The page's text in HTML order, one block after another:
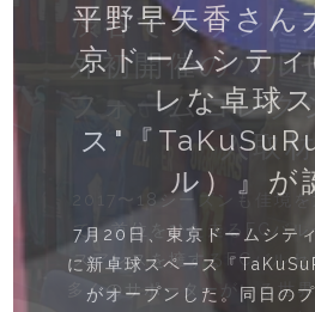
平野早矢香さん
京ドームシテ
レな卓球
ス"『
ル）』が
7月20日、東京ドームシテ
に新卓球スペース『
がオープンした。同日の
渋谷でメッシに
外初開催のバル
フォームコレク
入取
2017〜18シーズンも佳境を
で、首位をひた走るFCバ
スアレスを擁するFCバルセ
多くのサポーターがいる世
スヴェンソング
合型卓球スペ
TOKYO」を設
2016年のリオ五輪で日本人
とをきっかけに、一気に関
球界。それによって競技希
ができる場所も各地で増え
が、2017年6月に渋谷に
TOKYO」（以下、「T4」